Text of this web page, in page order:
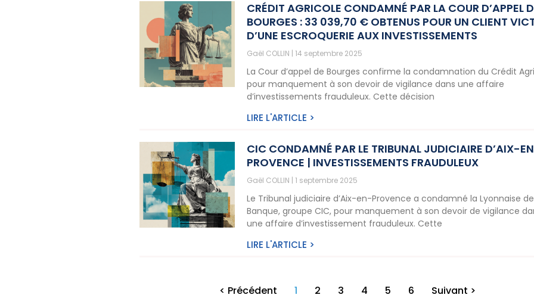
CRÉDIT AGRICOLE CONDAMNÉ PAR LA COUR D’APPEL
BOURGES : 33 039,70 € OBTENUS POUR UN CLIENT
D’UNE ESCROQUERIE AUX INVESTISSEMENTS
Gaël COLLIN 14 septembre 2025
La Cour d’appel de Bourges confirme la condamnation du Crédit
pour manquement à son devoir de vigilance dans une affaire
d’investissements frauduleux. Cette décision
LIRE L'ARTICLE >
CIC CONDAMNÉ PAR LE TRIBUNAL JUDICIAIRE D’AIX-
PROVENCE | INVESTISSEMENTS FRAUDULEUX
Gaël COLLIN 1 septembre 2025
Le Tribunal judiciaire d’Aix-en-Provence a condamné la Lyonnaise de
Banque, groupe CIC, pour manquement à son devoir de vigilance
une affaire d’investissement frauduleux. Cette
LIRE L'ARTICLE >
< Précédent 1 2 3 4 5 6 Suivant >